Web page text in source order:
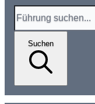
Suchen